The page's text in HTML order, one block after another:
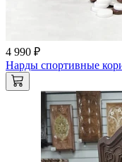
4 990 ₽
Нарды спортивные